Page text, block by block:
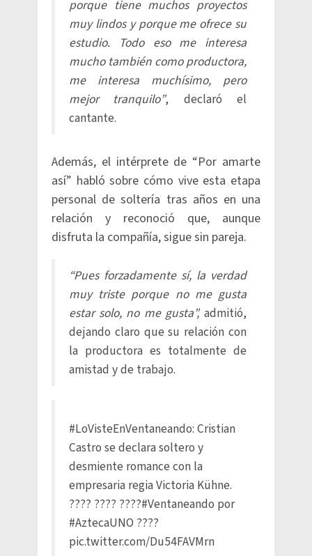
porque tiene muchos proyectos
muy lindos y porque me ofrece su
estudio. Todo eso me interesa
mucho también como productora,
me interesa muchísimo, pero
mejor tranquilo”, declaró el
cantante.
Además, el intérprete de “Por amarte
así” habló sobre cómo vive esta etapa
personal de soltería tras años en una
relación y reconoció que, aunque
disfruta la compañía, sigue sin pareja.
“Pues forzadamente sí, la verdad
muy triste porque no me gusta
estar solo, no me gusta”,admitió,
dejando claro que su relación con
la productora es totalmente de
amistad y de trabajo.
#LoVisteEnVentaneando: Cristian
Castro se declara soltero y
desmiente romance con la
empresaria regia Victoria Kühne.
???? ???? ????#Ventaneando por
#AztecaUNO ????
pic.twitter.com/Du54FAVMrn